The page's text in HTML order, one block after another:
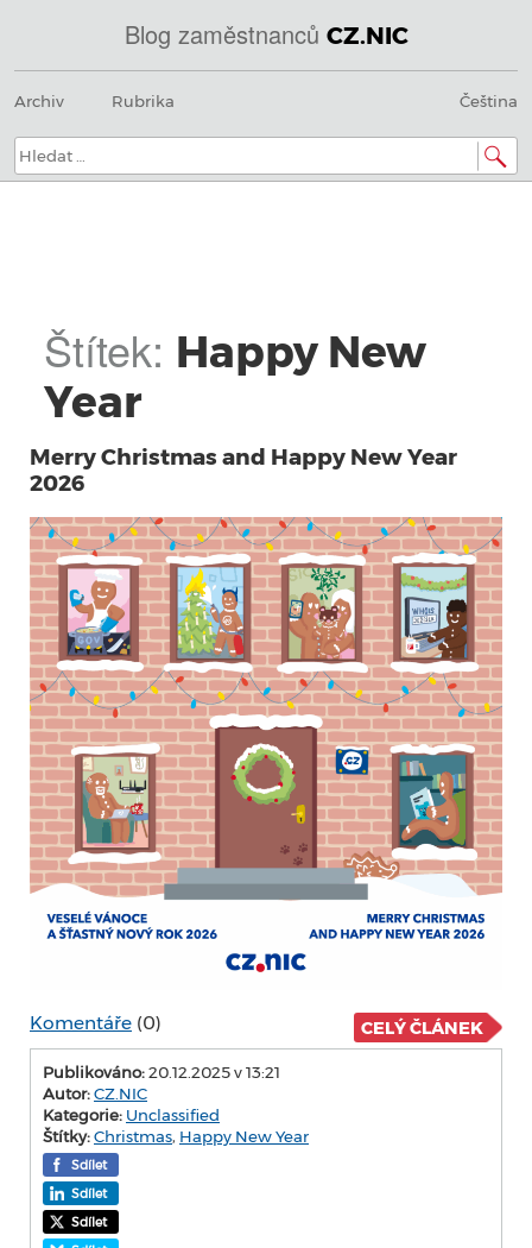
Blog zaměstnanců CZ.NIC
@
IN
SOA
nic.cz.
Menu
na
Archiv Rubrika Čeština
Hledat:
Štítek: Happy New
Year
Merry Christmas and Happy New Year
2026
Komentáře (0) CELÝ ČLÁNEK
Publikováno:20.12.2025 v 13:21
Autor:CZ.NIC
Kategorie: Unclassified
Štítky:Christmas, Happy New Year
Sdílet
Sdílet
Sdílet